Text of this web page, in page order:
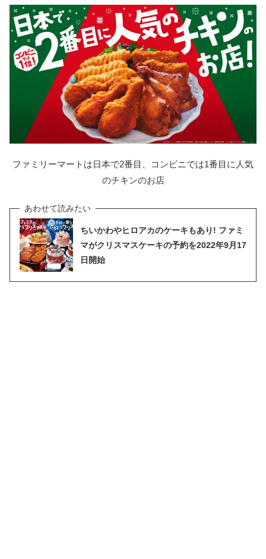
ファミリーマートは日本で2番目、コンビニでは1番目に人気
のチキンのお店
ちいかわやヒロアカのケーキもあり! ファミ
マがクリスマスケーキの予約を2022年9月17
日開始